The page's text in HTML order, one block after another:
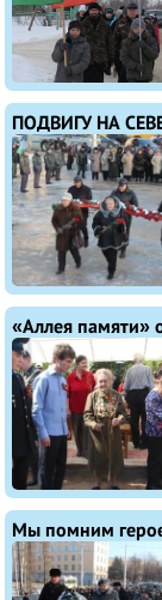
ПОДВИГУ НА
«Аллея памяти»
Мы помним